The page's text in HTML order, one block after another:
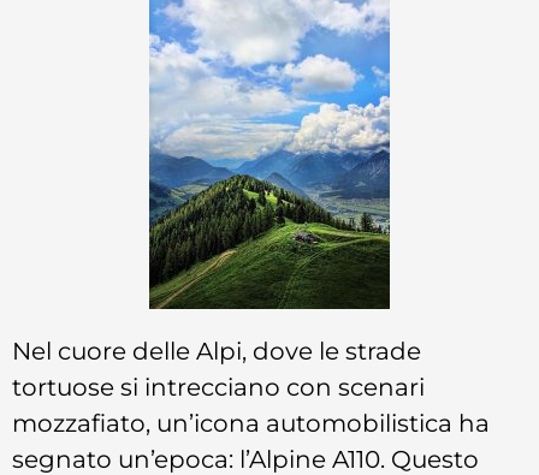
Nel cuore delle Alpi, dove le strade
tortuose si intrecciano con scenari
mozzafiato, un’icona automobilistica ha
segnato un’epoca: l’Alpine A110. Questo